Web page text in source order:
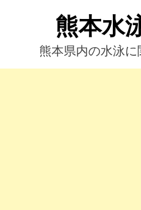
へ
熊本水
熊本県内の水泳